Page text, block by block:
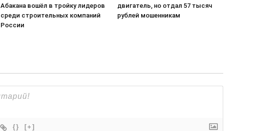
Абакана вошёл в тройку лидеров
среди строительных компаний
России
двигатель, но отдал 57 тысяч
рублей мошенникам
{} [+]